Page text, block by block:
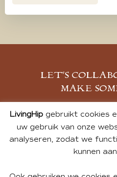
LET’S
MAKE
MELD
LivingHipgebruikt cookies
uw gebruik van onze
analyseren, zodat we
kunnen